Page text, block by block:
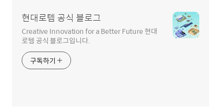
현대로템 공식 블로그
Creative Innovation for a Better Future 현대
로템 공식 블로그입니다.
구독하기